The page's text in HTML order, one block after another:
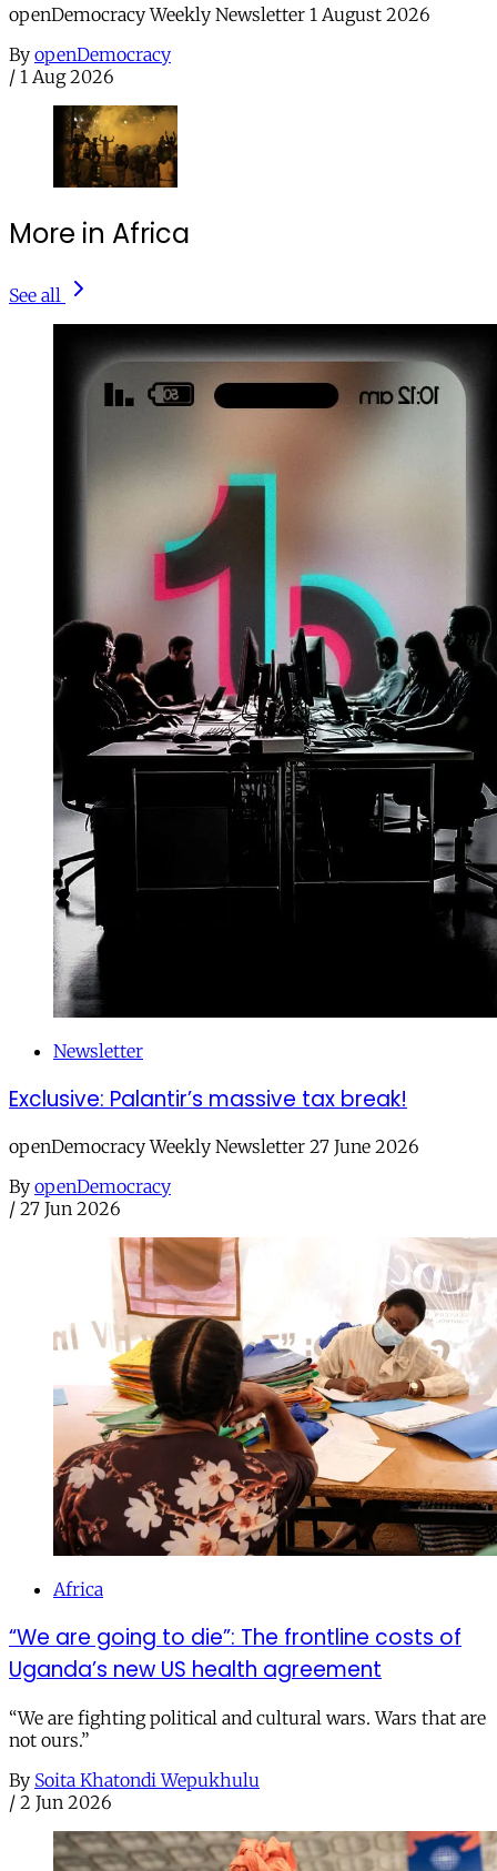
openDemocracy Weekly Newsletter 1 August 2026
By openDemocracy
/ 1 Aug 2026
More in Africa
See all
Newsletter
Exclusive: Palantir’s massive tax break!
openDemocracy Weekly Newsletter 27 June 2026
By openDemocracy
/ 27 Jun 2026
Africa
“We are going to die”: The frontline costs of
Uganda’s new US health agreement
“We are fighting political and cultural wars. Wars that are
not ours.”
By Soita Khatondi Wepukhulu
/ 2 Jun 2026